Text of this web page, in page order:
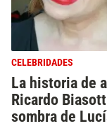
CELEBRIDADES
La historia de
Ricardo
sombra de